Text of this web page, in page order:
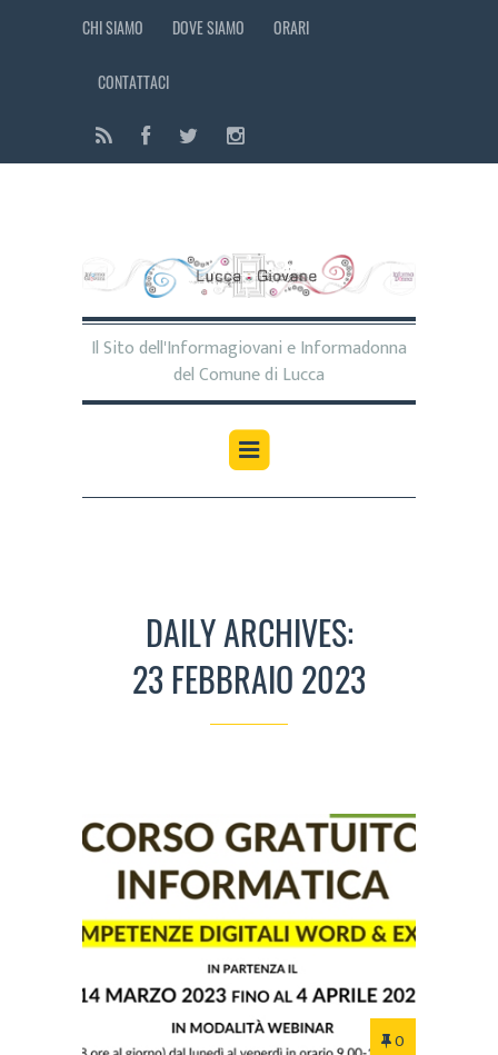
CHI SIAMO DOVE SIAMO ORARI
CONTATTACI
Il Sito dell'Informagiovani e Informadonna
del Comune di Lucca
DAILY ARCHIVES:
23 FEBBRAIO 2023
0